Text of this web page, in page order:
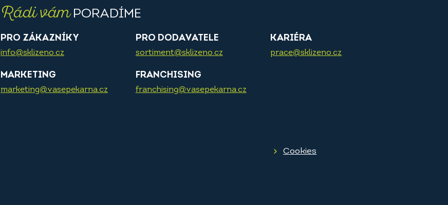
Rádi vámPORADÍME
PRO ZÁKAZNÍKY
info@sklizeno.cz
PRO DODAVATELE
sortiment@sklizeno.cz
KARIÉRA
prace@sklizeno.cz
MARKETING
marketing@vasepekarna.cz
FRANCHISING
franchising@vasepekarna.cz
Cookies